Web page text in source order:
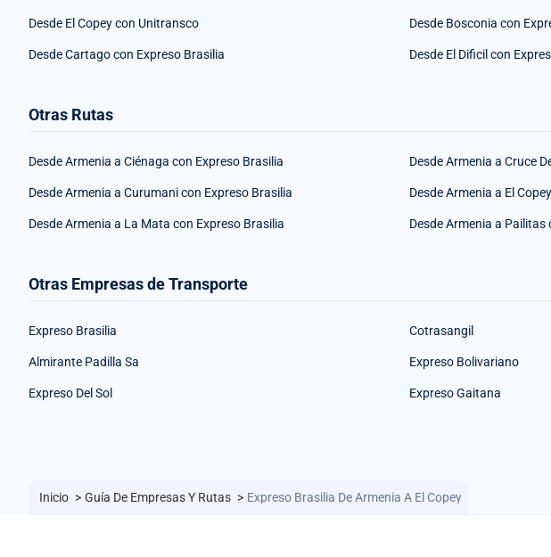
Desde El Copey con Unitransco Desde Bosconia con
Desde Cartago con Expreso Brasilia Desde El Dificil con
Otras Rutas
Desde Armenia a Ciénaga con Expreso Brasilia Desde Armenia a Cruce
Desde Armenia a Curumani con Expreso Brasilia Desde Armenia a El
Desde Armenia a La Mata con Expreso Brasilia Desde Armenia a Pailitas
Otras Empresas de Transporte
Expreso Brasilia Cotrasangil
Almirante Padilla Sa Expreso Bolivariano
Expreso Del Sol Expreso Gaitana
Inicio > Guía De Empresas Y Rutas > Expreso Brasilia De Armenia A El Copey